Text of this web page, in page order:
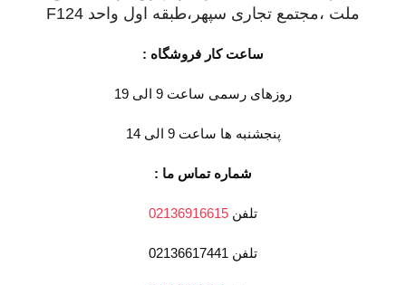
ملت ،مجتمع تجاری سپهر،طبقه اول واحد F124
ساعت کار فروشگاه :
روزهای رسمی ساعت 9 الی 19
پنجشنبه ها ساعت 9 الی 14
شماره تماس ما :
تلفن 02136916615
تلفن 02136617441